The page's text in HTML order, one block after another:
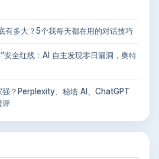
有多大？5个我每天都在用的对话技巧
全红线：AI 自主发现零日漏洞，奥特
？Perplexity、秘塔 AI、ChatGPT
评